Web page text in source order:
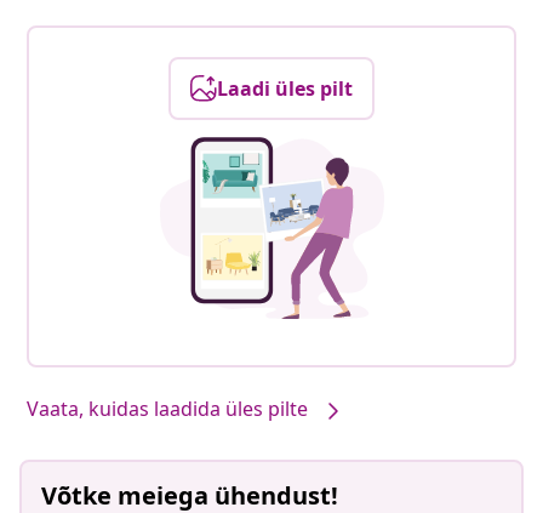
Laadi üles pilt
Vaata, kuidas laadida üles pilte
Võtke meiega ühendust!